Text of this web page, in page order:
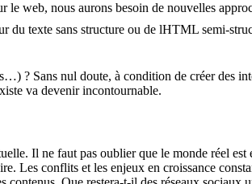
web, nous aurons besoin de nouvelles
du texte sans structure ou de lHTML semi-
? Sans nul doute, à condition de créer des
va devenir incontournable.
Il ne faut pas oublier que le monde réel
Les conflits et les enjeux en croissance